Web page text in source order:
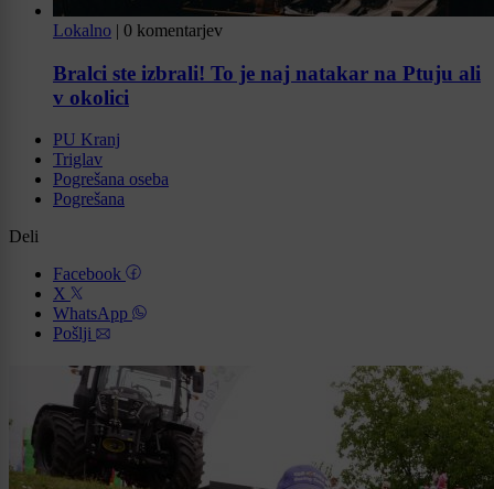
Lokalno | 0 komentarjev
Bralci ste izbrali! To je naj natakar na Ptuju ali
v okolici
PU Kranj
Triglav
Pogrešana oseba
Pogrešana
Deli
Facebook
X
WhatsApp
Pošlji